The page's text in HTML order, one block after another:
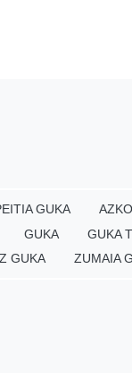
GUKA
GUKA
GUKA
GUKA
ZUMAIA